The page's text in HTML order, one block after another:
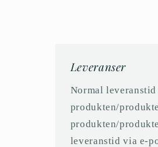
Leveranser
Normal leveranstid
produkten/
produkten/
leveranstid via e-